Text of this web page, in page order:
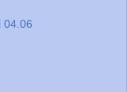
04.06